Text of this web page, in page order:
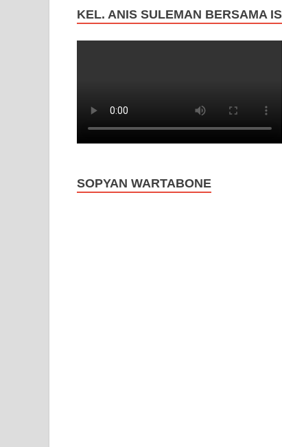
KEL. ANIS SULEMAN BERSAMA
SOPYAN WARTABONE